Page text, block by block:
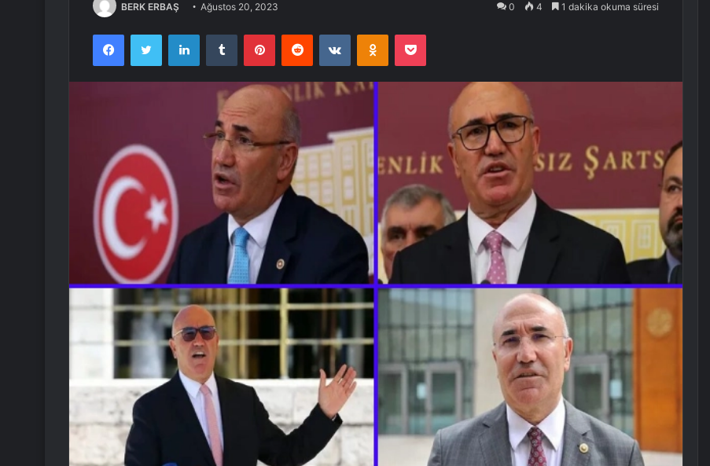
BERK ERBAŞ Ağustos 20, 2023 0 4 1 dakika okuma süresi
FacebookTwitter LinkedInTumblr PinterestReddit VKontakteOdnoklassniki
Pocket